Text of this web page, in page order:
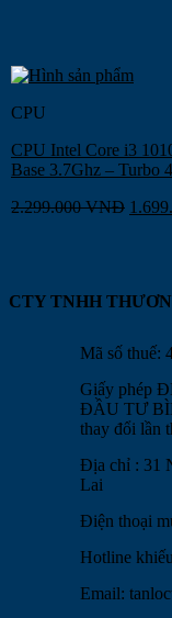
CPU
CPU Intel Core i3
Base 3.7Ghz – Turbo
2.299.000VNĐ
CTY TNHH
Mã số thuế:
Giấy phép
ĐẦU TƯ
thay đổi lần
Địa chỉ : 31
Lai
Điện thoại
Hotline
Email: